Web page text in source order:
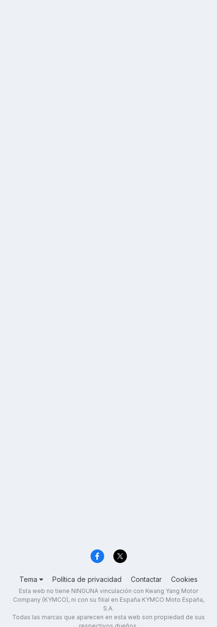
Tema Política de privacidad Contactar Cookies
Esta web no tiene NINGUNA vinculación con Kwang Yang Motor
Company (KYMCO), ni con su filial en España KYMCO Moto España,
S.A.
Todas las marcas que aparecen en esta web son propiedad de sus